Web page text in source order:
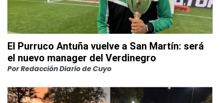
El Purruco Antuña vuelve a San Martín: será
el nuevo manager del Verdinegro
PorRedacción Diario de Cuyo